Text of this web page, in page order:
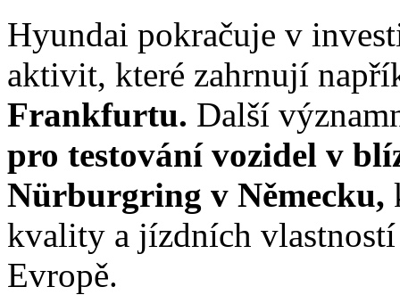
Hyundai pokračuje v
aktivit, které zahrnují
Frankfurtu. Další
pro testování vozidel v
Nürburgring v Německu,
kvality a jízdních
Evropě.